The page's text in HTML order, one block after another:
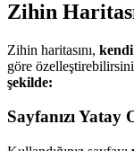
Zihin
Zihin haritasını,
göre
şekilde:
Sayfanızı